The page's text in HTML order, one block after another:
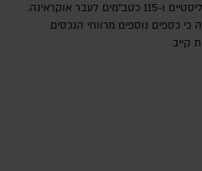
רוסיה שיגרה הלילה 24 טילים בליסטיים ו-115 כטב"מים לעבר אוקראינה.
כי כספים נוספים מרווחי הנכסים
קייב